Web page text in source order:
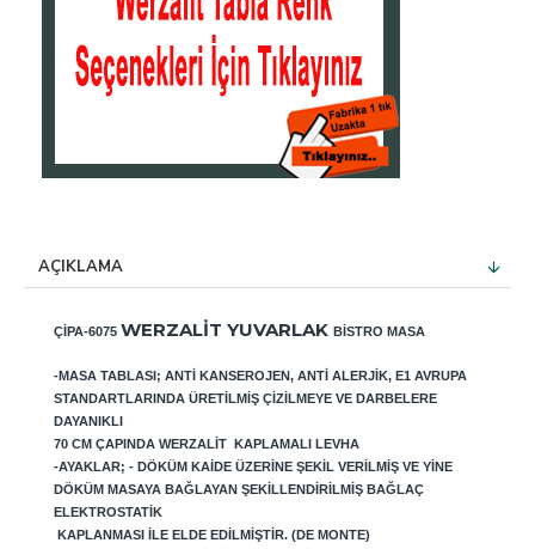
AÇIKLAMA
ÇIPA-6075 WERZALIT YUVARLAK BISTRO MASA
-MASA TABLASI; ANTI KANSEROJEN, ANTI ALERJIK, E1 AVRUPA
STANDARTLARINDA ÜRETILMIŞ ÇIZILMEYE VE DARBELERE
DAYANIKLI
70 CM ÇAPINDA WERZALIT KAPLAMALI LEVHA
-AYAKLAR; - DÖKÜM KAIDE ÜZERINE ŞEKIL VERILMIŞ VE YINE
DÖKÜM MASAYA BAĞLAYAN ŞEKILLENDIRILMIŞ BAĞLAÇ
ELEKTROSTATIK
KAPLANMASI ILE ELDE EDILMIŞTIR. (DE MONTE)